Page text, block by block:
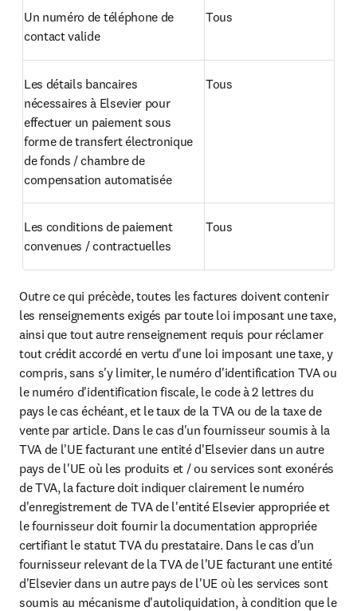
Un numéro de téléphone de
contact valide
Tous
Les détails bancaires
nécessaires à Elsevier pour
effectuer un paiement sous
forme de transfert électronique
de fonds / chambre de
compensation automatisée
Tous
Les conditions de paiement
convenues / contractuelles
Tous
Outre ce qui précède, toutes les factures doivent contenir
les renseignements exigés par toute loi imposant une taxe,
ainsi que tout autre renseignement requis pour réclamer
tout crédit accordé en vertu d'une loi imposant une taxe, y
compris, sans s'y limiter, le numéro d'identification TVA ou
le numéro d'identification fiscale, le code à 2 lettres du
pays le cas échéant, et le taux de la TVA ou de la taxe de
vente par article. Dans le cas d'un fournisseur soumis à la
TVA de l'UE facturant une entité d'Elsevier dans un autre
pays de l'UE où les produits et / ou services sont exonérés
de TVA, la facture doit indiquer clairement le numéro
d'enregistrement de TVA de l'entité Elsevier appropriée et
le fournisseur doit fournir la documentation appropriée
certifiant le statut TVA du prestataire. Dans le cas d'un
fournisseur relevant de la TVA de l'UE facturant une entité
d'Elsevier dans un autre pays de l'UE où les services sont
soumis au mécanisme d'autoliquidation, à condition que le